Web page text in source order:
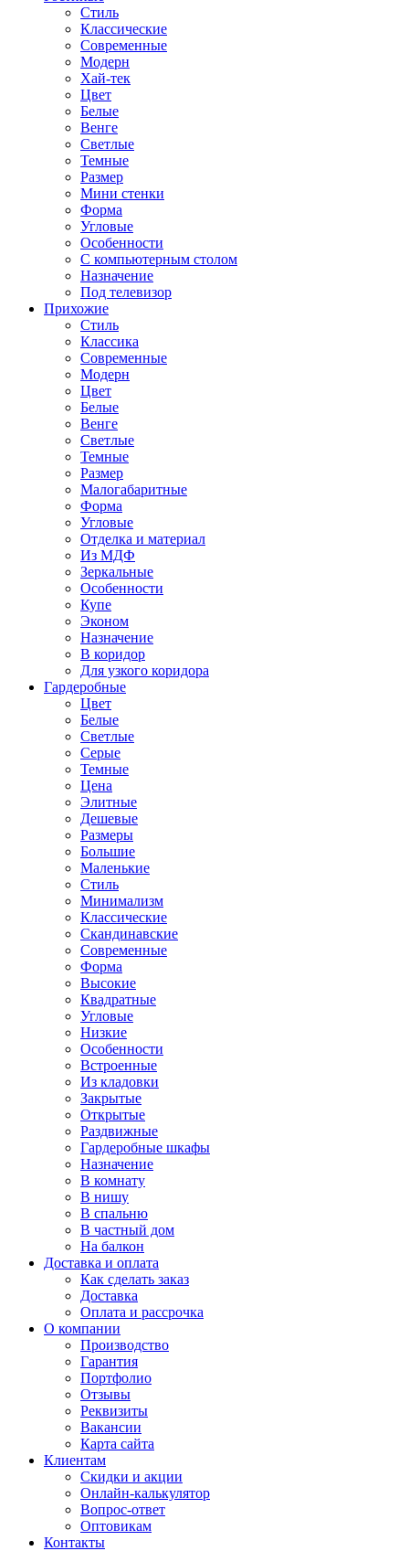
Стиль
Классические
Современные
Модерн
Хай-тек
Цвет
Белые
Венге
Светлые
Темные
Размер
Мини стенки
Форма
Угловые
Особенности
С компьютерным столом
Назначение
Под телевизор
Прихожие
Стиль
Классика
Современные
Модерн
Цвет
Белые
Венге
Светлые
Темные
Размер
Малогабаритные
Форма
Угловые
Отделка и материал
Из МДФ
Зеркальные
Особенности
Купе
Эконом
Назначение
В коридор
Для узкого коридора
Гардеробные
Цвет
Белые
Светлые
Серые
Темные
Цена
Элитные
Дешевые
Размеры
Большие
Маленькие
Стиль
Минимализм
Классические
Скандинавские
Современные
Форма
Высокие
Квадратные
Угловые
Низкие
Особенности
Встроенные
Из кладовки
Закрытые
Открытые
Раздвижные
Гардеробные шкафы
Назначение
В комнату
В нишу
В спальню
В частный дом
На балкон
Доставка и оплата
Как сделать заказ
Доставка
Оплата и рассрочка
О компании
Производство
Гарантия
Портфолио
Отзывы
Реквизиты
Вакансии
Карта сайта
Клиентам
Скидки и акции
Онлайн-калькулятор
Вопрос-ответ
Оптовикам
Контакты